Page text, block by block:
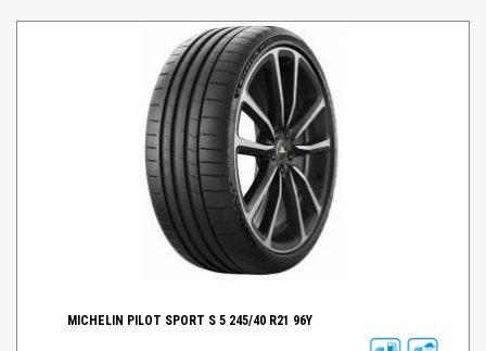
MICHELIN PILOT SPORT S 5 245/40 R21 96Y